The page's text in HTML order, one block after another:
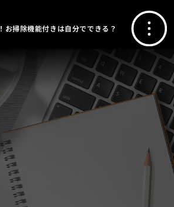
お掃除機能付きは自分でできる？